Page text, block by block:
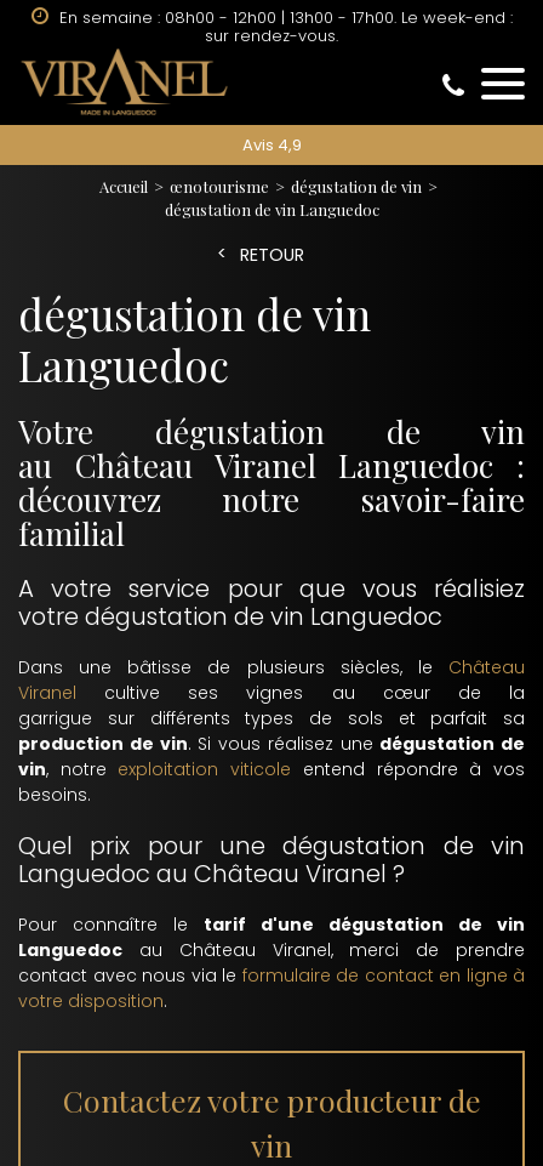
sur rendez-vous.
Avis 4,9
Accueil œnotourisme
dégustation de vin
dégustation de vin Languedoc
RETOUR
dégustation de vin
Languedoc
Votre dégustation de vin
au Château Viranel Languedoc :
découvrez notre savoir-faire
familial
A votre service pour que vous réalisiez
votre dégustation de vin Languedoc
Dans une bâtisse de plusieurs siècles, le Château
Viranel cultive ses vignes au cœur de la
garrigue sur différents types de sols et parfait sa
production de vin. Si vous réalisez une dégustation de
vin, notre exploitation viticole entend répondre à vos
besoins.
Quel prix pour une dégustation de vin
Languedoc au Château Viranel ?
Pour connaître le tarif d'une dégustation de vin
Languedoc au Château Viranel, merci de prendre
contact avec nous via le formulaire de contact en ligne à
votre disposition.
Contactez votre producteur de
vin